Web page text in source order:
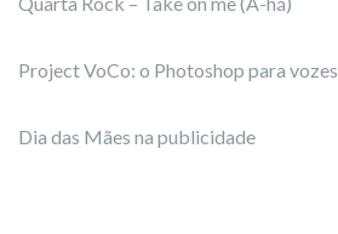
Project VoCo: o Photoshop para vozes
Dia das Mães na publicidade